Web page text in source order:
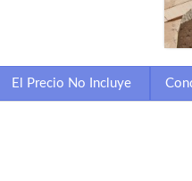
El Precio No Incluye